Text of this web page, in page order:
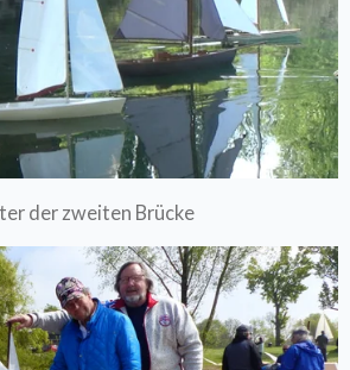
der zweiten Brücke